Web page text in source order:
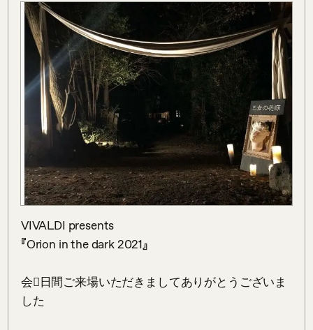
VIVALDI presents
『Orion in the dark 2021』
会񧇲日間ご来場いただきましてありがとうございま
した